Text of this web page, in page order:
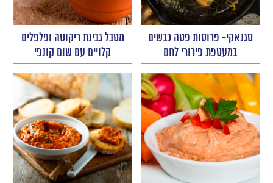
סגנאקי- פרוסות פטה כבשים
במעטפת פירורי לחם
מטבל גבינת ריקוטה ופלפלים
קלויים עם שום קונפי